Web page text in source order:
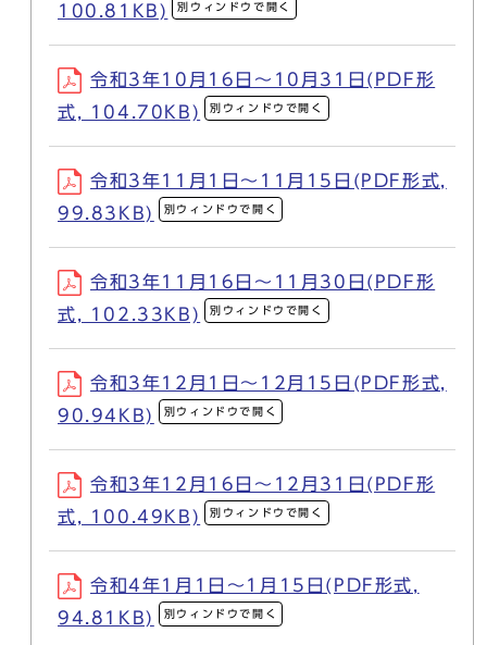
100.81KB)
別ウィンドウで開く
令和3年10月16日～10月31日(PDF形
式, 104.70KB)
別ウィンドウで開く
令和3年11月1日～11月15日(PDF形式,
99.83KB)
別ウィンドウで開く
令和3年11月16日～11月30日(PDF形
式, 102.33KB)
別ウィンドウで開く
令和3年12月1日～12月15日(PDF形式,
90.94KB)
別ウィンドウで開く
令和3年12月16日～12月31日(PDF形
式, 100.49KB)
別ウィンドウで開く
令和4年1月1日～1月15日(PDF形式,
94.81KB)
別ウィンドウで開く